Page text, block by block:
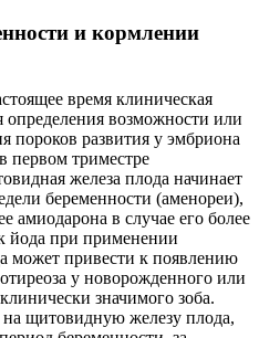
и кормлении
время клиническая
определения возможности или
пороков развития у эмбриона
первом триместре
железа плода начинает
беременности (аменореи),
амиодарона в случае его более
йода при применении
может привести к появлению
у новорожденного или
значимого зоба.
на щитовидную железу плода,